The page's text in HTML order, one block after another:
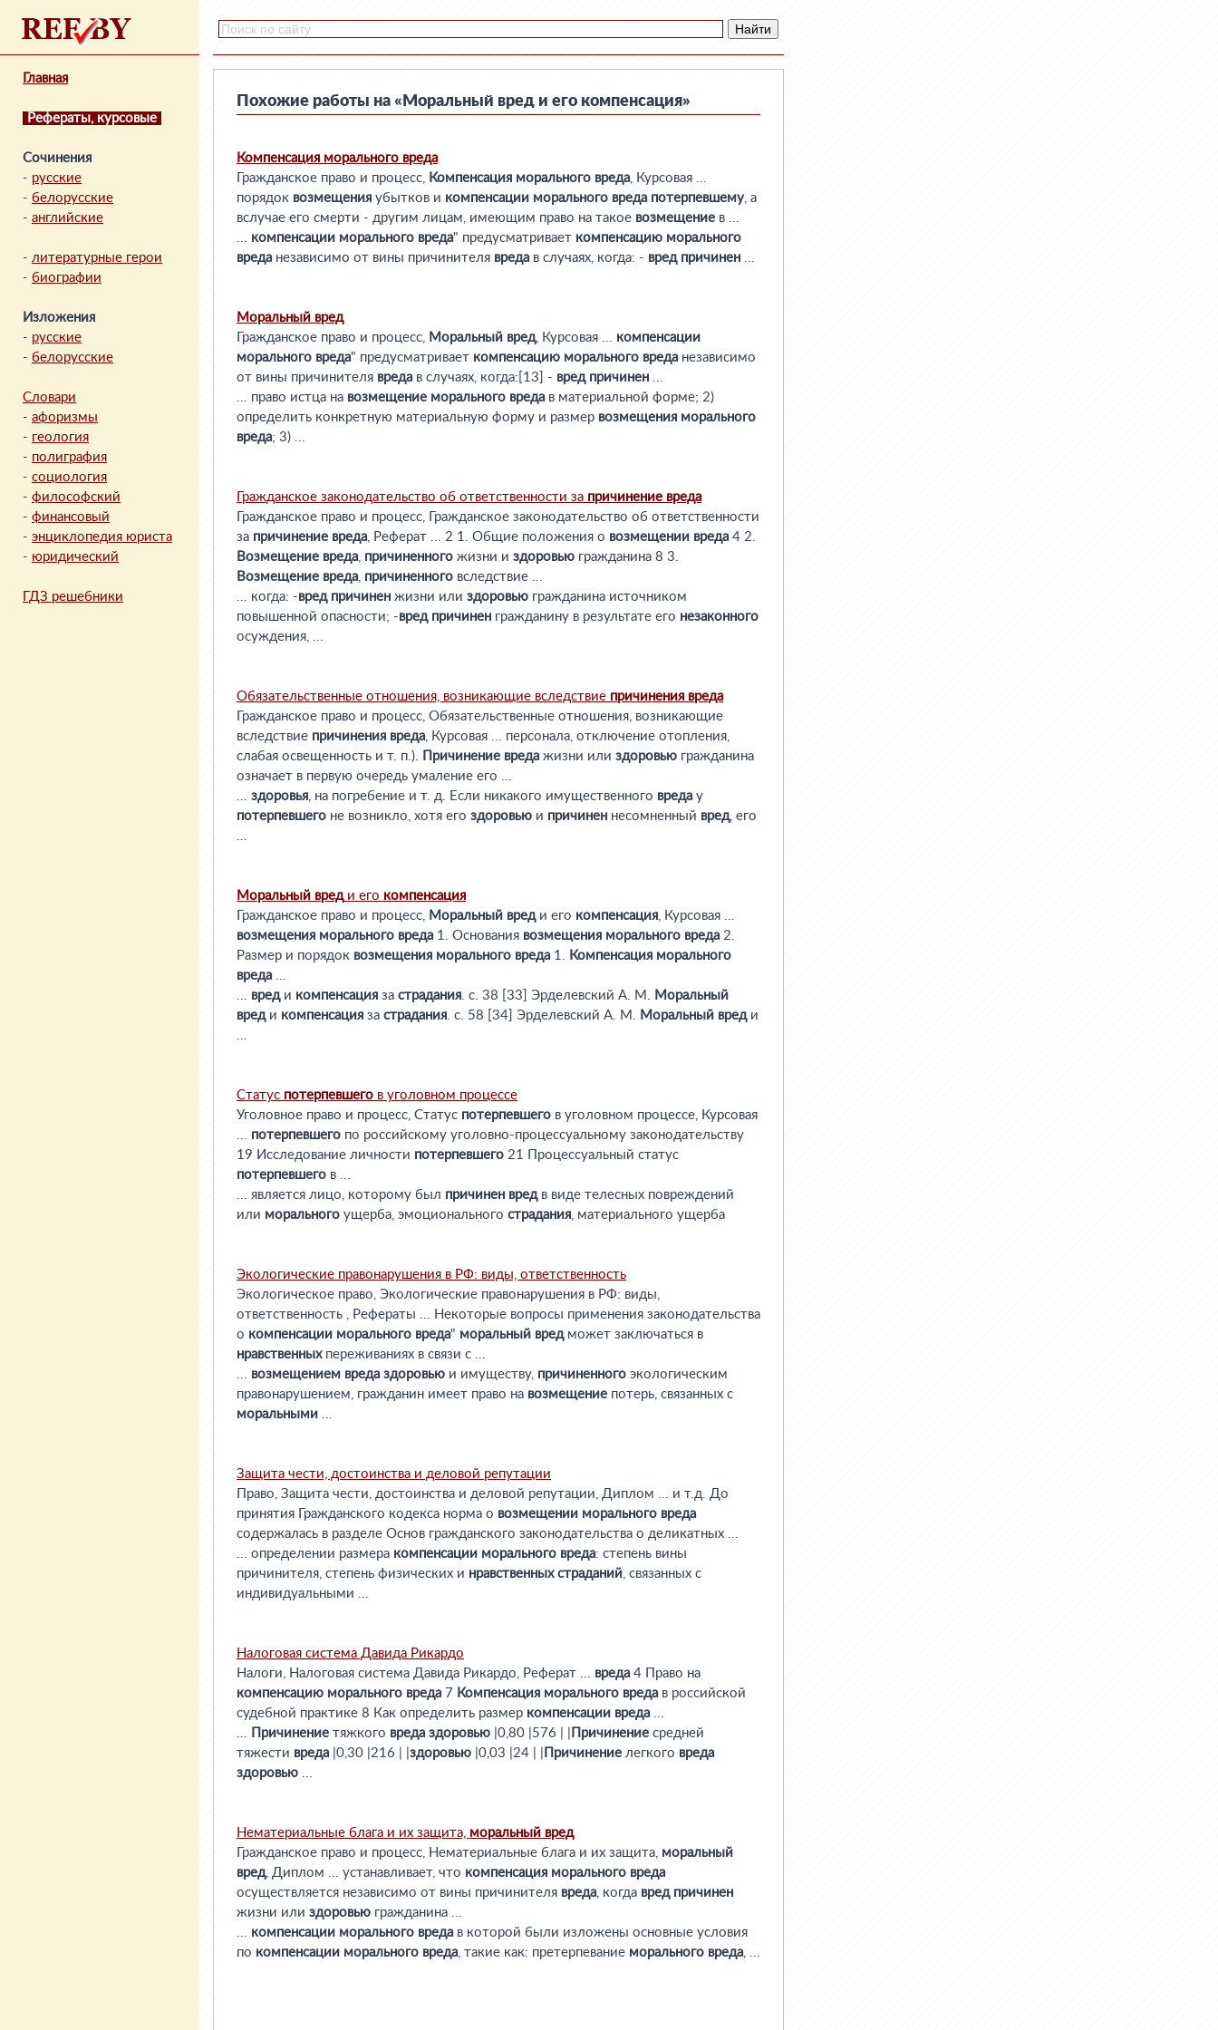
Главная
Рефераты, курсовые
Сочинения
- русские
- белорусские
- английские
- литературные герои
- биографии
Изложения
- русские
- белорусские
Словари
- афоризмы
- геология
- полиграфия
- социология
- философский
- финансовый
- энциклопедия юриста
- юридический
ГДЗ решебники
Похожие работы на «Моральный вред и его компенсация»
Компенсация морального вреда
Гражданское право и процесс, Компенсация морального вреда, Курсовая ...
порядок возмещения убытков и компенсации морального вреда потерпевшему, а
вслучае его смерти - другим лицам, имеющим право на такое возмещение в ...
... компенсации морального вреда" предусматривает компенсацию морального
вреда независимо от вины причинителя вреда в случаях, когда: - вред причинен ...
Моральный вред
Гражданское право и процесс, Моральный вред, Курсовая ... компенсации
морального вреда" предусматривает компенсацию морального вреда независимо
от вины причинителя вреда в случаях, когда:[13] - вред причинен ...
... право истца на возмещение морального вреда в материальной форме; 2)
определить конкретную материальную форму и размер возмещения морального
вреда; 3) ...
Гражданское законодательство об ответственности за причинение вреда
Гражданское право и процесс, Гражданское законодательство об ответственности
за причинение вреда, Реферат ... 2 1. Общие положения о возмещении вреда 4 2.
Возмещение вреда, причиненного жизни и здоровью гражданина 8 3.
Возмещение вреда, причиненного вследствие ...
... когда: -вред причинен жизни или здоровью гражданина источником
повышенной опасности; -вред причинен гражданину в результате его незаконного
осуждения, ...
Обязательственные отношения, возникающие вследствие причинения вреда
Гражданское право и процесс, Обязательственные отношения, возникающие
вследствие причинения вреда, Курсовая ... персонала, отключение отопления,
слабая освещенность и т. п.).
Причинение вреда жизни или здоровью гражданина
означает в первую очередь умаление его ...
... здоровья, на погребение и т. д. Если никакого имущественного вреда у
потерпевшего не возникло, хотя его здоровью и причинен несомненный вред, его
...
Моральный вреди его компенсация
Гражданское право и процесс, Моральный вреди его компенсация, Курсовая ...
возмещения морального вреда 1. Основания возмещения морального вреда 2.
Размер и порядок возмещения морального вреда 1. Компенсация морального
вреда ...
... вреди компенсация за страдания. с. 38 [33] Эрделевский А. М. Моральный
вреди компенсация за страдания. с. 58 [34] Эрделевский А. М. Моральный вреди
...
Статус потерпевшего в уголовном процессе
Уголовное право и процесс, Статус потерпевшего в уголовном процессе, Курсовая
... потерпевшего по российскому уголовно-процессуальному законодательству
19 Исследование личности потерпевшего 21 Процессуальный статус
потерпевшего в ...
... является лицо, которому был причинен вредв виде телесных повреждений
или морального ущерба, эмоционального страдания, материального ущерба
Экологические правонарушения в РФ: виды, ответственность
Экологическое право, Экологические правонарушения в РФ: виды,
ответственность , Рефераты ... Некоторые вопросы применения законодательства
о компенсации морального вреда" моральный вредможет заключаться в
нравственныхпереживаниях в связи с ...
... возмещением вреда здоровью и имуществу, причиненного экологическим
правонарушением, гражданин имеет право на возмещение потерь, связанных с
моральными ...
Защита чести, достоинства и деловой репутации
Право, Защита чести, достоинства и деловой репутации, Диплом ... и т.д. До
принятия Гражданского кодекса норма о возмещении морального вреда
содержалась в разделе Основ гражданского законодательства о деликатных ...
... определении размера компенсации морального вреда: степень вины
причинителя, степень физических и нравственных страданий, связанных с
индивидуальными ...
Налоговая система Давида Рикардо
Налоги, Налоговая система Давида Рикардо, Реферат ... вреда 4 Право на
компенсацию морального вреда 7 Компенсация морального вреда в российской
судебной практике 8 Как определить размер компенсации вреда ...
...
Причинение тяжкого вреда здоровью |0,80 |576 | | Причинение средней
тяжести вреда |0,30 |216 | | здоровью |0,03 |24 | | Причинение легкого вреда
здоровью ...
Нематериальные блага и их защита, моральный вред
Гражданское право и процесс, Нематериальные блага и их защита, моральный
вред, Диплом ... устанавливает, что компенсация морального вреда
осуществляется независимо от вины причинителя вреда, когда вред причинен
жизни или здоровью гражданина ...
... компенсации морального вреда в которой были изложены основные условия
по компенсации морального вреда, такие как: претерпевание морального вреда, ...